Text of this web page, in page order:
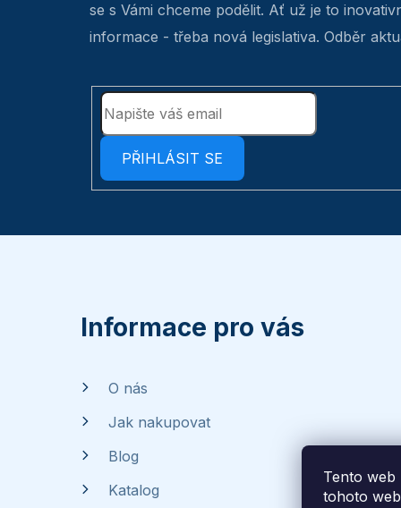
Tento
tohoto
se s Vámi chceme podělit. Ať už je to
informace - třeba nová legislativa. Odběr
PŘIHLÁSIT SE
Informace pro vás
O nás
Jak nakupovat
Blog
Katalog